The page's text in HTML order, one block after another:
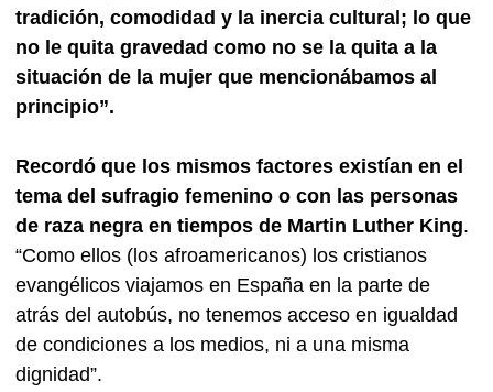
tradición, comodidad y la inercia cultural; lo que
no le quita gravedad como no se la quita a la
situación de la mujer que mencionábamos al
principio”.
Recordó que los mismos factores existían en el
tema del sufragio femenino o con las personas
de raza negra en tiempos de Martin Luther King.
“Como ellos (los afroamericanos) los cristianos
evangélicos viajamos en España en la parte de
atrás del autobús, no tenemos acceso en igualdad
de condiciones a los medios, ni a una misma
dignidad”.